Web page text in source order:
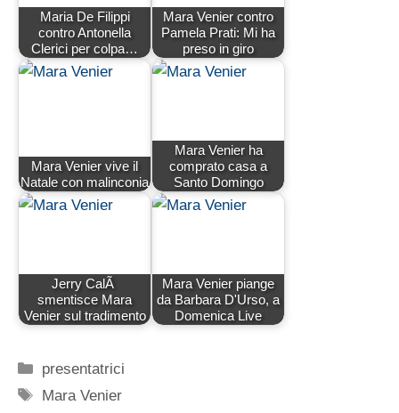
Maria De Filippi
contro Antonella
Clerici per colpa…
Mara Venier contro
Pamela Prati: Mi ha
preso in giro
Mara Venier vive il
Natale con malinconia
Mara Venier ha
comprato casa a
Santo Domingo
Jerry CalÃ
smentisce Mara
Venier sul tradimento
Mara Venier piange
da Barbara D'Urso, a
Domenica Live
Categorie
presentatrici
Tag
Mara Venier